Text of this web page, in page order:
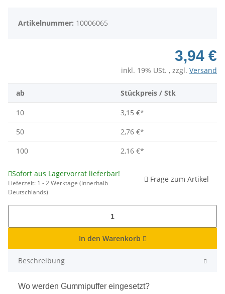
Artikelnummer: 10006065
3,94 €
inkl. 19% USt. , zzgl. Versand
ab Stückpreis / Stk
10 3,15 €*
50
2,76 €*
100
2,16 €*
Sofort aus Lagervorrat lieferbar!
Lieferzeit: 1 - 2 Werktage (innerhalb
Deutschlands)
Frage zum Artikel
In den Warenkorb
Beschreibung
Wo werden Gummipuffer eingesetzt?